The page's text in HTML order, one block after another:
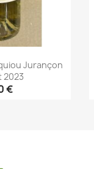
Jurançon
2023
€